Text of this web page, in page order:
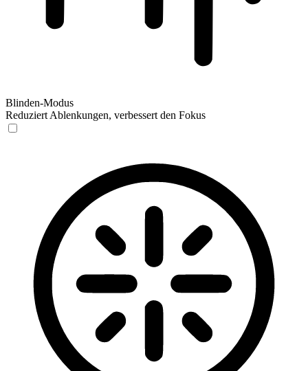
Blinden-Modus
Reduziert Ablenkungen, verbessert den Fokus